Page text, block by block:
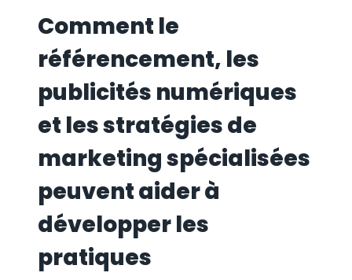
Comment le
référencement, les
publicités numériques
et les stratégies de
marketing spécialisées
peuvent aider à
développer les
pratiques